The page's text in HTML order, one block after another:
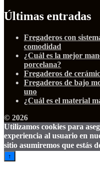
Últimas entradas
Fregaderos con
comodidad
¿Cuál es la mejor
porcelana?
Fregaderos de
Fregaderos de bajo
uno
¿Cuál es el material
© 2026
Utilizamos cookies para
experiencia al usuario en
sitio asumiremos que estás
↑